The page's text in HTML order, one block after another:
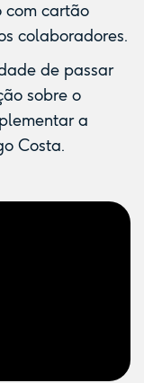
com cartão
colaboradores.
de passar
sobre o
a
Costa.